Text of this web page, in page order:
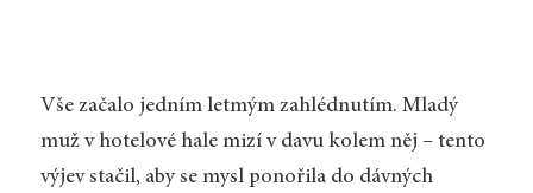
Vše začalo jedním letmým zahlédnutím. Mladý
muž v hotelové hale mizí v davu kolem něj – tento
výjev stačil, aby se mysl ponořila do dávných